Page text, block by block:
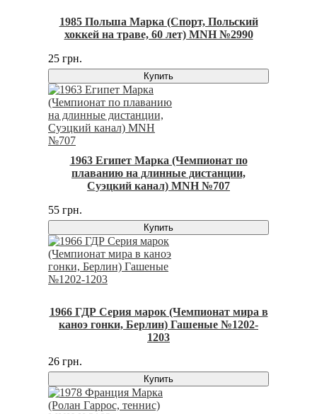
1985 Польша Марка (Спорт, Польский
хоккей на траве, 60 лет) MNH №2990
25 грн.
Купить
1963 Египет Марка (Чемпионат по
плаванию на длинные дистанции,
Суэцкий канал) MNH №707
55 грн.
Купить
1966 ГДР Серия марок (Чемпионат мира в
каноэ гонки, Берлин) Гашеные №1202-
1203
26 грн.
Купить